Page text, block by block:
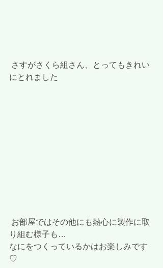
にとれました
り組む様子も…
なにをつくっているかはお楽しみです
♡